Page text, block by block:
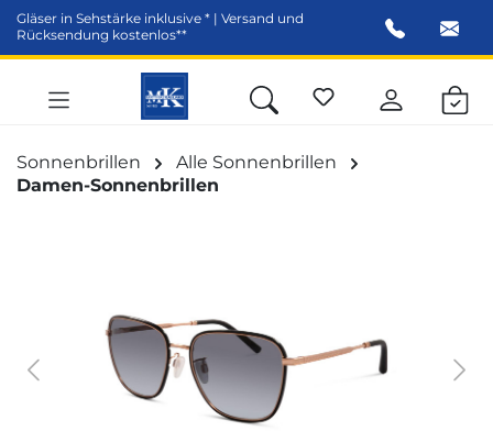
springen
Gläser in Sehstärke inklusive * | Versand und
Rücksendung kostenlos**
Sonnenbrillen
Alle Sonnenbrillen
Damen-Sonnenbrillen